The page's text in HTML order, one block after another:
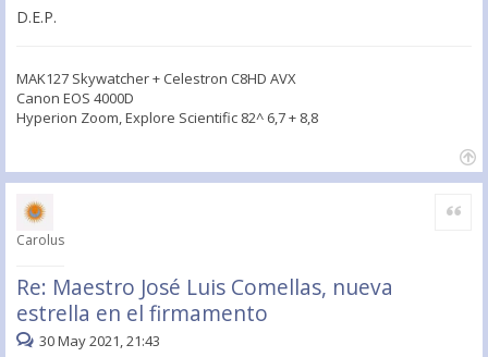
D.E.P.
MAK127 Skywatcher + Celestron C8HD AVX
Canon EOS 4000D
Hyperion Zoom, Explore Scientific 82^ 6,7 + 8,8
Carolus
Re: Maestro José Luis Comellas, nueva
estrella en el firmamento
Citar
30 May 2021, 21:43